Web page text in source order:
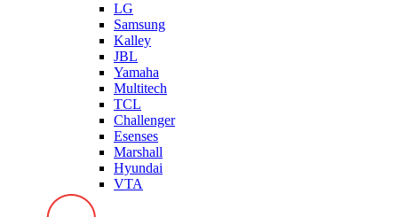
LG
Samsung
Kalley
JBL
Yamaha
Multitech
TCL
Challenger
Esenses
Marshall
Hyundai
VTA